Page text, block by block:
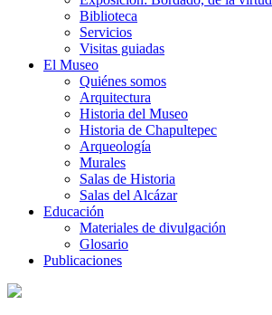
Biblioteca
Servicios
Visitas guiadas
El Museo
Quiénes somos
Arquitectura
Historia del Museo
Historia de Chapultepec
Arqueología
Murales
Salas de Historia
Salas del Alcázar
Educación
Materiales de divulgación
Glosario
Publicaciones